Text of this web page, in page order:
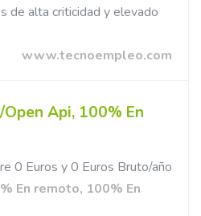
de alta criticidad y elevado
www.tecnoempleo.com
Api, 100% En
0 Euros y 0 Euros Bruto/año
En remoto, 100% En